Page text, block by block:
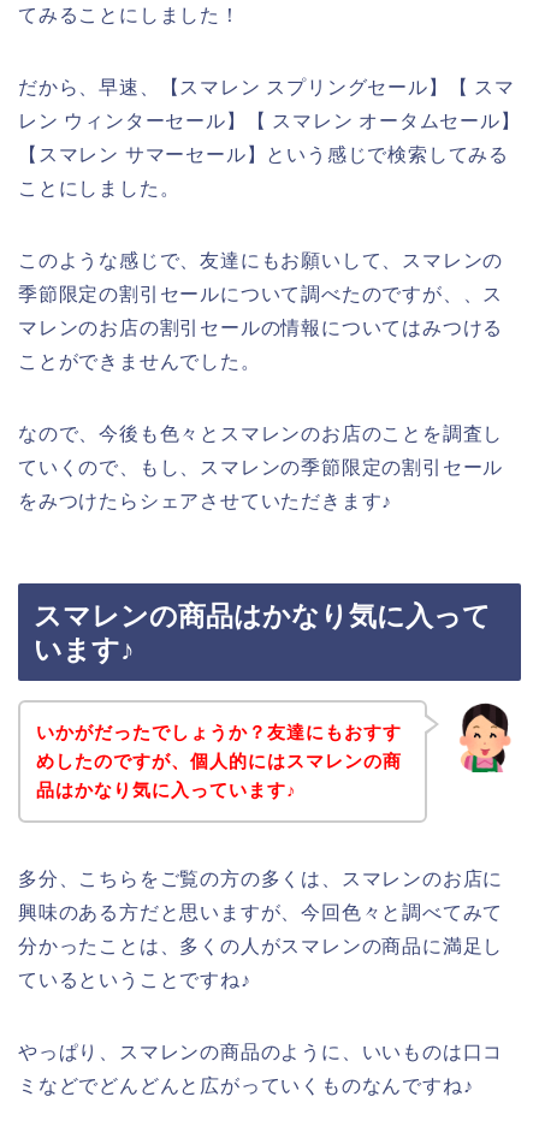
てみることにしました！
だから、早速、【スマレン スプリングセール】【 スマ
レン ウィンターセール】【 スマレン オータムセール】
【スマレン サマーセール】という感じで検索してみる
ことにしました。
このような感じで、友達にもお願いして、スマレンの
季節限定の割引セールについて調べたのですが、、ス
マレンのお店の割引セールの情報についてはみつける
ことができませんでした。
なので、今後も色々とスマレンのお店のことを調査し
ていくので、もし、スマレンの季節限定の割引セール
をみつけたらシェアさせていただきます♪
スマレンの商品はかなり気に入って
います♪
いかがだったでしょうか？友達にもおすす
めしたのですが、個人的にはスマレンの商
品はかなり気に入っています♪
多分、こちらをご覧の方の多くは、スマレンのお店に
興味のある方だと思いますが、今回色々と調べてみて
分かったことは、多くの人がスマレンの商品に満足し
ているということですね♪
やっぱり、スマレンの商品のように、いいものは口コ
ミなどでどんどんと広がっていくものなんですね♪